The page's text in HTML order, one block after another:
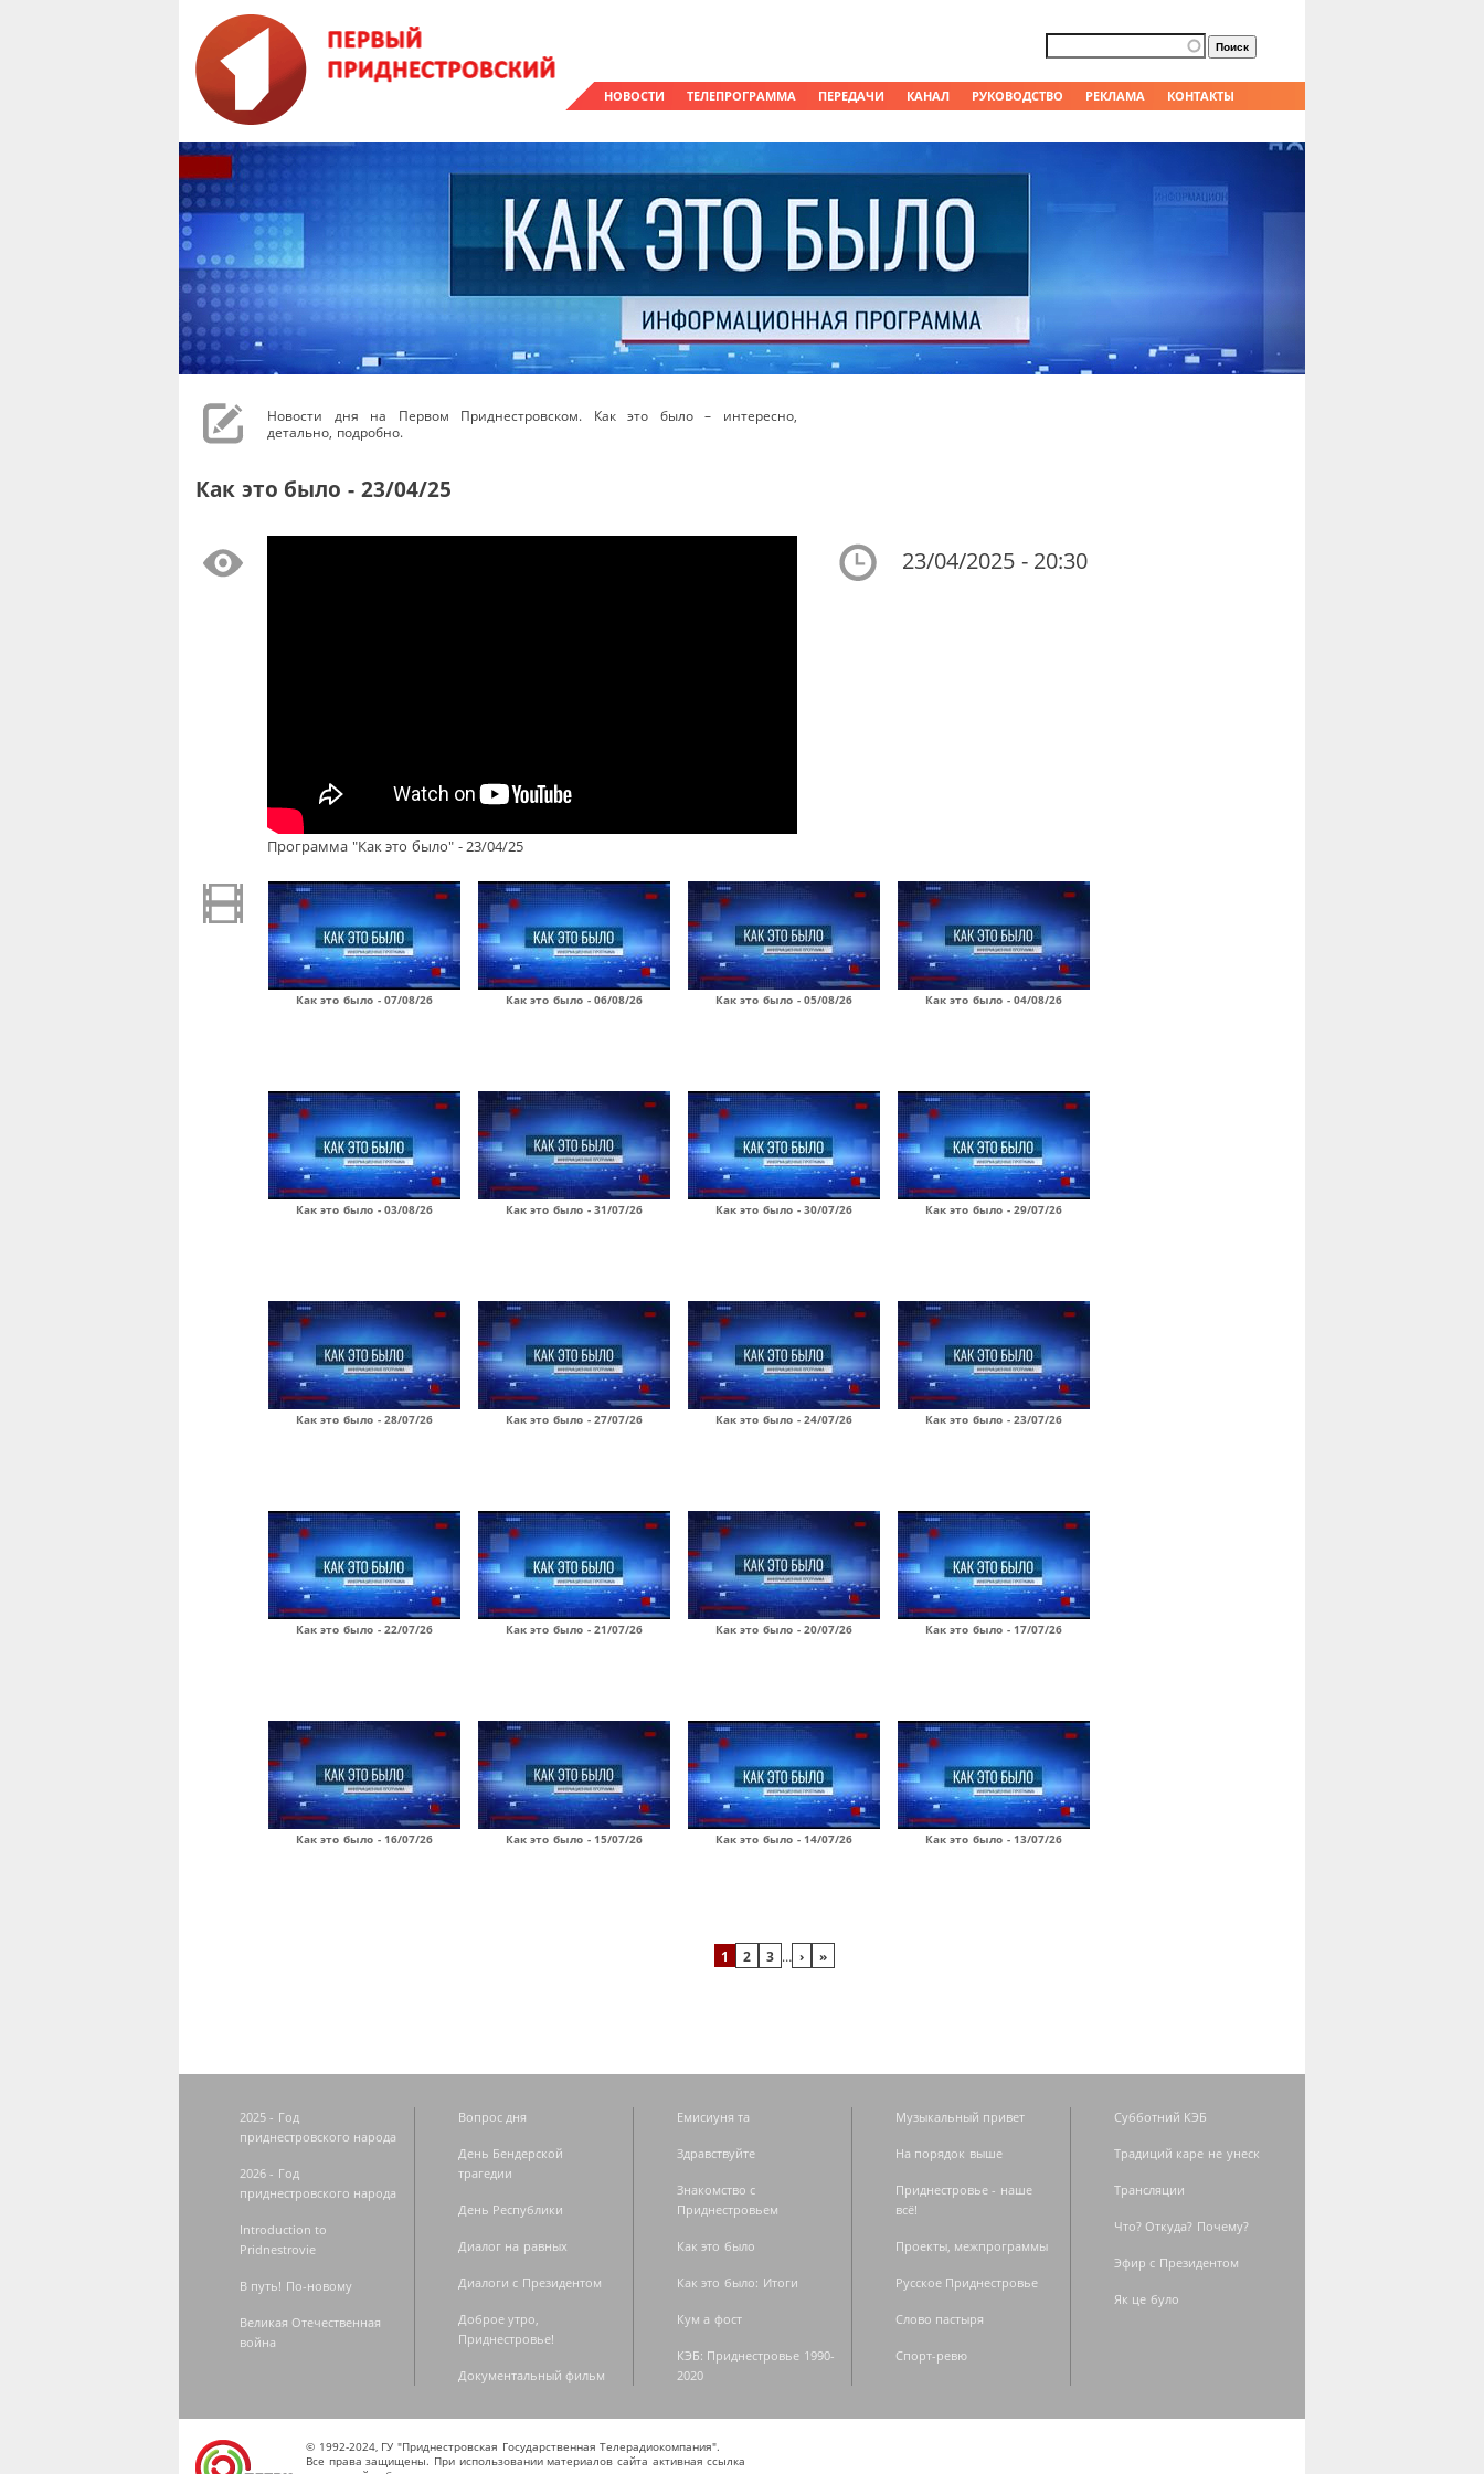
НОВОСТИ ТЕЛЕПРОГРАММА ПЕРЕДАЧИ КАНАЛ РУКОВОДСТВО РЕКЛАМА КОНТАКТЫ
Форма поиска
Поиск
Новости дня на Первом Приднестровском. Как это было – интересно,
детально, подробно.
Как это было - 23/04/25
Программа "Как это было" - 23/04/25
23/04/2025 - 20:30
Как это было - 07/08/26 Как это было - 06/08/26 Как это было - 05/08/26 Как это было - 04/08/26
Как это было - 03/08/26 Как это было - 31/07/26 Как это было - 30/07/26 Как это было - 29/07/26
Как это было - 28/07/26 Как это было - 27/07/26 Как это было - 24/07/26 Как это было - 23/07/26
Как это было - 22/07/26 Как это было - 21/07/26 Как это было - 20/07/26 Как это было - 17/07/26
Как это было - 16/07/26 Как это было - 15/07/26 Как это было - 14/07/26 Как это было - 13/07/26
1 2 3 … › »
2025 - Год
приднестровского народа
2026 - Год
приднестровского народа
Introduction to
Pridnestrovie
В путь! По-новому
Великая Отечественная
война
Вопрос дня
День Бендерской
трагедии
День Республики
Диалог на равных
Диалоги с Президентом
Доброе утро,
Приднестровье!
Документальный фильм
Емисиуня та
Здравствуйте
Знакомство с
Приднестровьем
Как это было
Как это было: Итоги
Кум а фост
КЭБ: Приднестровье 1990-
2020
Музыкальный привет
На порядок выше
Приднестровье - наше
всё!
Проекты, межпрограммы
Русское Приднестровье
Слово пастыря
Спорт-ревю
Субботний КЭБ
Традиций каре не унеск
Трансляции
Что? Откуда? Почему?
Эфир с Президентом
Як це було
© 1992-2024, ГУ "Приднестровская Государственная Телерадиокомпания".
Все права защищены. При использовании материалов сайта активная ссылка